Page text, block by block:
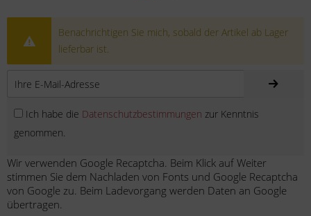
Benachrichtigen Sie mich, sobald der Artikel ab Lager
lieferbar ist.
Ich habe die Datenschutzbestimmungen zur Kenntnis
genommen.
Wir verwenden Google Recaptcha. Beim Klick auf Weiter
stimmen Sie dem Nachladen von Fonts und Google Recaptcha
von Google zu. Beim Ladevorgang werden Daten an Google
übertragen.